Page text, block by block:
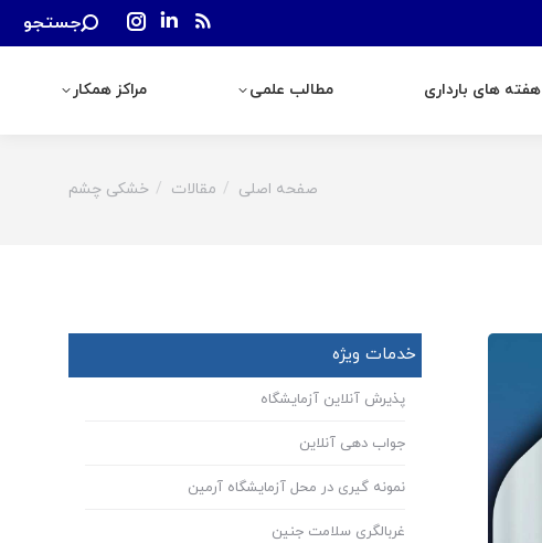
Rss
window
Linkedin
opens
window
Instagram
opens
window
Search:
جستجو
هفته های بارداری مطالب علمی مراکز همکار
You are here:
صفحه اصلی مقالات خشکی چشم
خدمات ویژه
پذیرش آنلاین آزمایشگاه
جواب دهی آنلاین
نمونه گیری در محل آزمایشگاه آرمین
غربالگری سلامت جنین
مراکز همکار